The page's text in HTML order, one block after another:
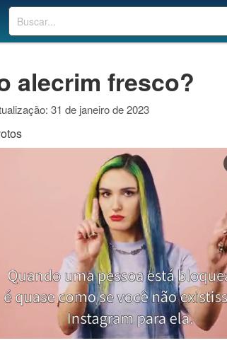
Buscar
alecrim fresco?
31 de janeiro de 2023